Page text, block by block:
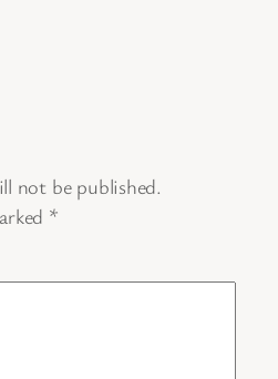
not be published.
*